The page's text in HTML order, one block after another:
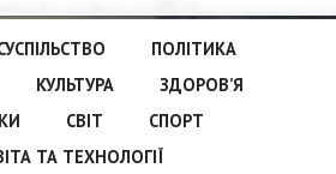
ПОЛІТИКА
КУЛЬТУРА
ЗДОРОВ’Я
СВІТ
СПОРТ
ТА ТЕХНОЛОГІЇ